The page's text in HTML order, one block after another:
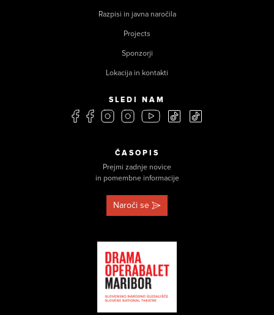
Razpisi in javna naročila
Projects
Sponzorji
Lokacija in kontakti
SLEDI NAM
ČASOPIS
Prejmi zadnje novice
in pomembne informacije
Naroči se